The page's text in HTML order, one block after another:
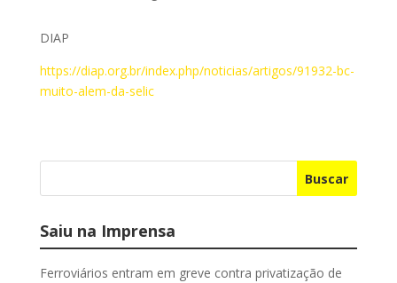
DIAP
https://diap.org.br/index.php/noticias/artigos/91932-bc-
muito-alem-da-selic
Buscar
Saiu na Imprensa
Ferroviários entram em greve contra privatização de